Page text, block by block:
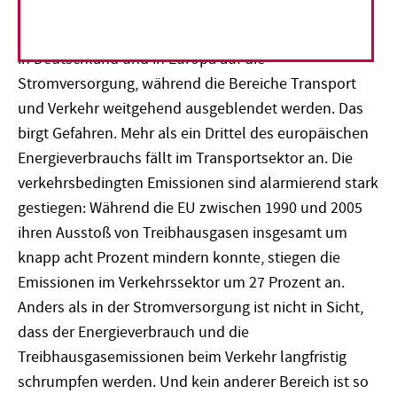
in Deutschland und in Europa auf die
Stromversorgung, während die Bereiche Transport
und Verkehr weitgehend ausgeblendet werden. Das
birgt Gefahren. Mehr als ein Drittel des europäischen
Energieverbrauchs fällt im Transportsektor an. Die
verkehrsbedingten Emissionen sind alarmierend stark
gestiegen: Während die EU zwischen 1990 und 2005
ihren Ausstoß von Treibhausgasen insgesamt um
knapp acht Prozent mindern konnte, stiegen die
Emissionen im Verkehrssektor um 27 Prozent an.
Anders als in der Stromversorgung ist nicht in Sicht,
dass der Energieverbrauch und die
Treibhausgasemissionen beim Verkehr langfristig
schrumpfen werden. Und kein anderer Bereich ist so